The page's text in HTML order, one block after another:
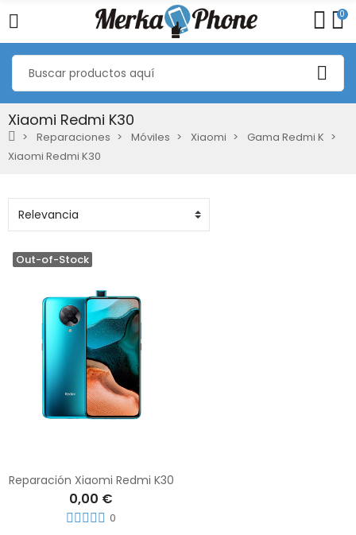
0
Xiaomi Redmi K30
Reparaciones Móviles Xiaomi
Gama Redmi K
Xiaomi Redmi K30
Out-of-Stock
Reparación Xiaomi Redmi K30
0,00 €
0